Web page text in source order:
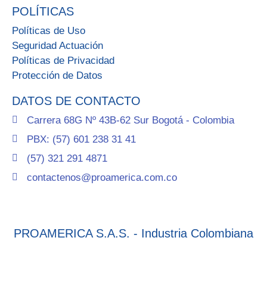
POLÍTICAS
Políticas de Uso
Seguridad Actuación
Políticas de Privacidad
Protección de Datos
DATOS DE CONTACTO
Carrera 68G Nº 43B-62 Sur Bogotá - Colombia
PBX: (57) 601 238 31 41
(57) 321 291 4871
contactenos@proamerica.com.co
PROAMERICA S.A.S. - Industria Colombiana